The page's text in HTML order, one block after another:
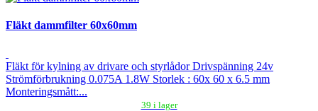
Fläkt dammfilter 60x60mm
Fläkt för kylning av drivare och styrlådor Drivspänning 24v
Strömförbrukning 0.075A 1.8W Storlek : 60x 60 x 6.5 mm
Monteringsmått:...
39 i lager